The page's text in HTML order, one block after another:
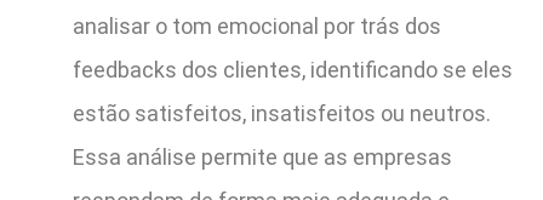
analisar o tom emocional por trás dos
feedbacks dos clientes, identificando se eles
estão satisfeitos, insatisfeitos ou neutros.
Essa análise permite que as empresas